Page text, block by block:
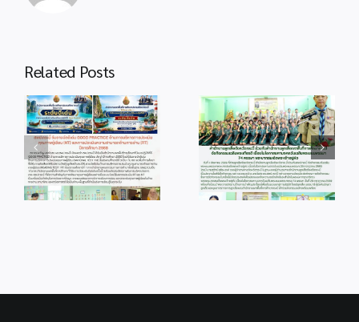
Related Posts
info 4-1 info 28-1